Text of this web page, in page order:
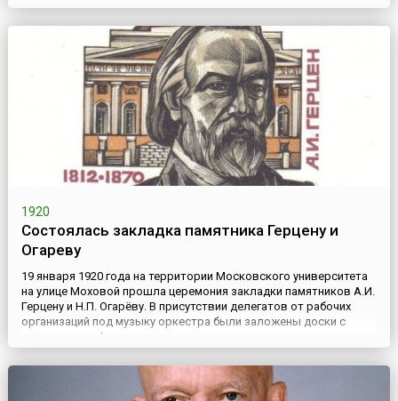
оперных театров Америки. Менуэт Падеревского из цикла
«Шесть юморесок для фортепиано» по популярности
приравнива...
1920
Состоялась закладка памятника Герцену и
Огареву
19 января 1920 года на территории Московского университета
на улице Моховой прошла церемония закладки памятников А.И.
Герцену и Н.П. Огарёву. В присутствии делегатов от рабочих
организаций под музыку оркестра были заложены доски с
надписями, информирующими о возведении памятников.
Событие было приурочено к 50-летию со дня смерти А.И.
Герцена. Выбор личностей для монументов не был случайным.